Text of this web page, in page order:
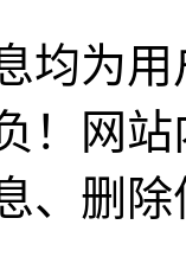
均为
！网
、删